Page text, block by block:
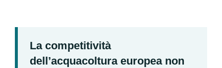
La competitività
dell’acquacoltura europea non